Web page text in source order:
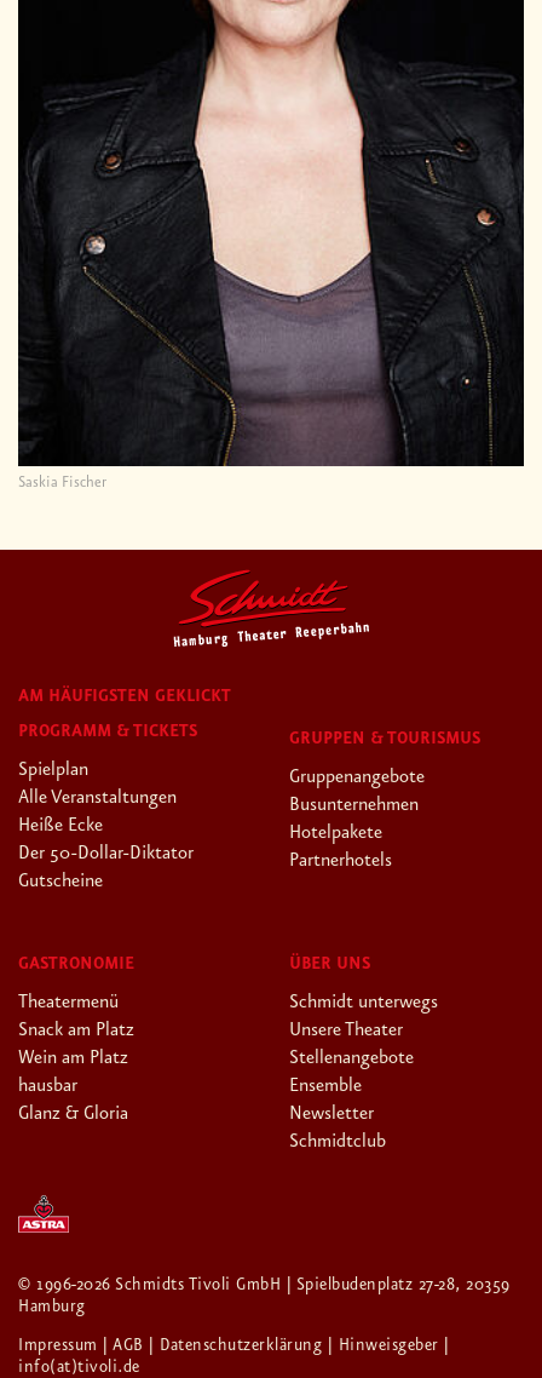
Saskia Fischer
AM HÄUFIGSTEN GEKLICKT
PROGRAMM & TICKETS
Spielplan
Alle Veranstaltungen
Heiße Ecke
Der 50-Dollar-Diktator
Gutscheine
GRUPPEN & TOURISMUS
Gruppenangebote
Busunternehmen
Hotelpakete
Partnerhotels
GASTRONOMIE
Theatermenü
Snack am Platz
Wein am Platz
hausbar
Glanz & Gloria
ÜBER UNS
Schmidt unterwegs
Unsere Theater
Stellenangebote
Ensemble
Newsletter
Schmidtclub
© 1996-2026 Schmidts Tivoli GmbH | Spielbudenplatz 27-28, 20359
Hamburg
Impressum
| AGB | Datenschutzerklärung | Hinweisgeber
info(at)tivoli.de